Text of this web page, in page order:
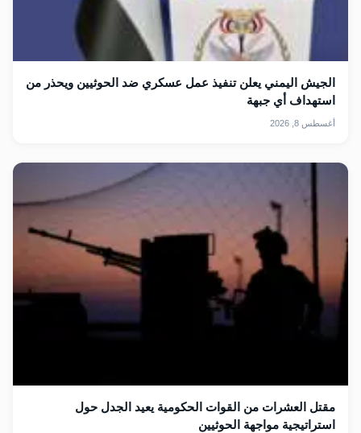
الجيش اليمني يعلن تنفيذ عمل عسكري ضد الحوثيين ويحذر من
استهداف أي جبهة
أغسطس 8, 2026
مقتل العشرات من القوات الحكومية يعيد الجدل حول
استراتيجية مواجهة الحوثيين